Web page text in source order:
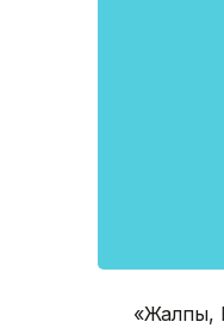
«Жалпы,